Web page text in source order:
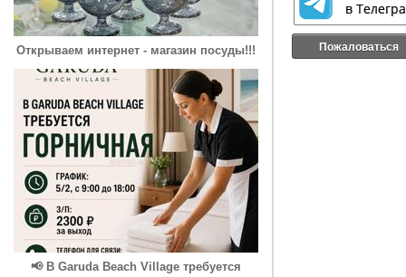
Открываем интернет - магазин посуды!!!
📢 В Garuda Beach Village требуется
Пожаловаться